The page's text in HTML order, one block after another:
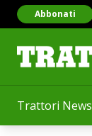
Trattori News
Abbonati